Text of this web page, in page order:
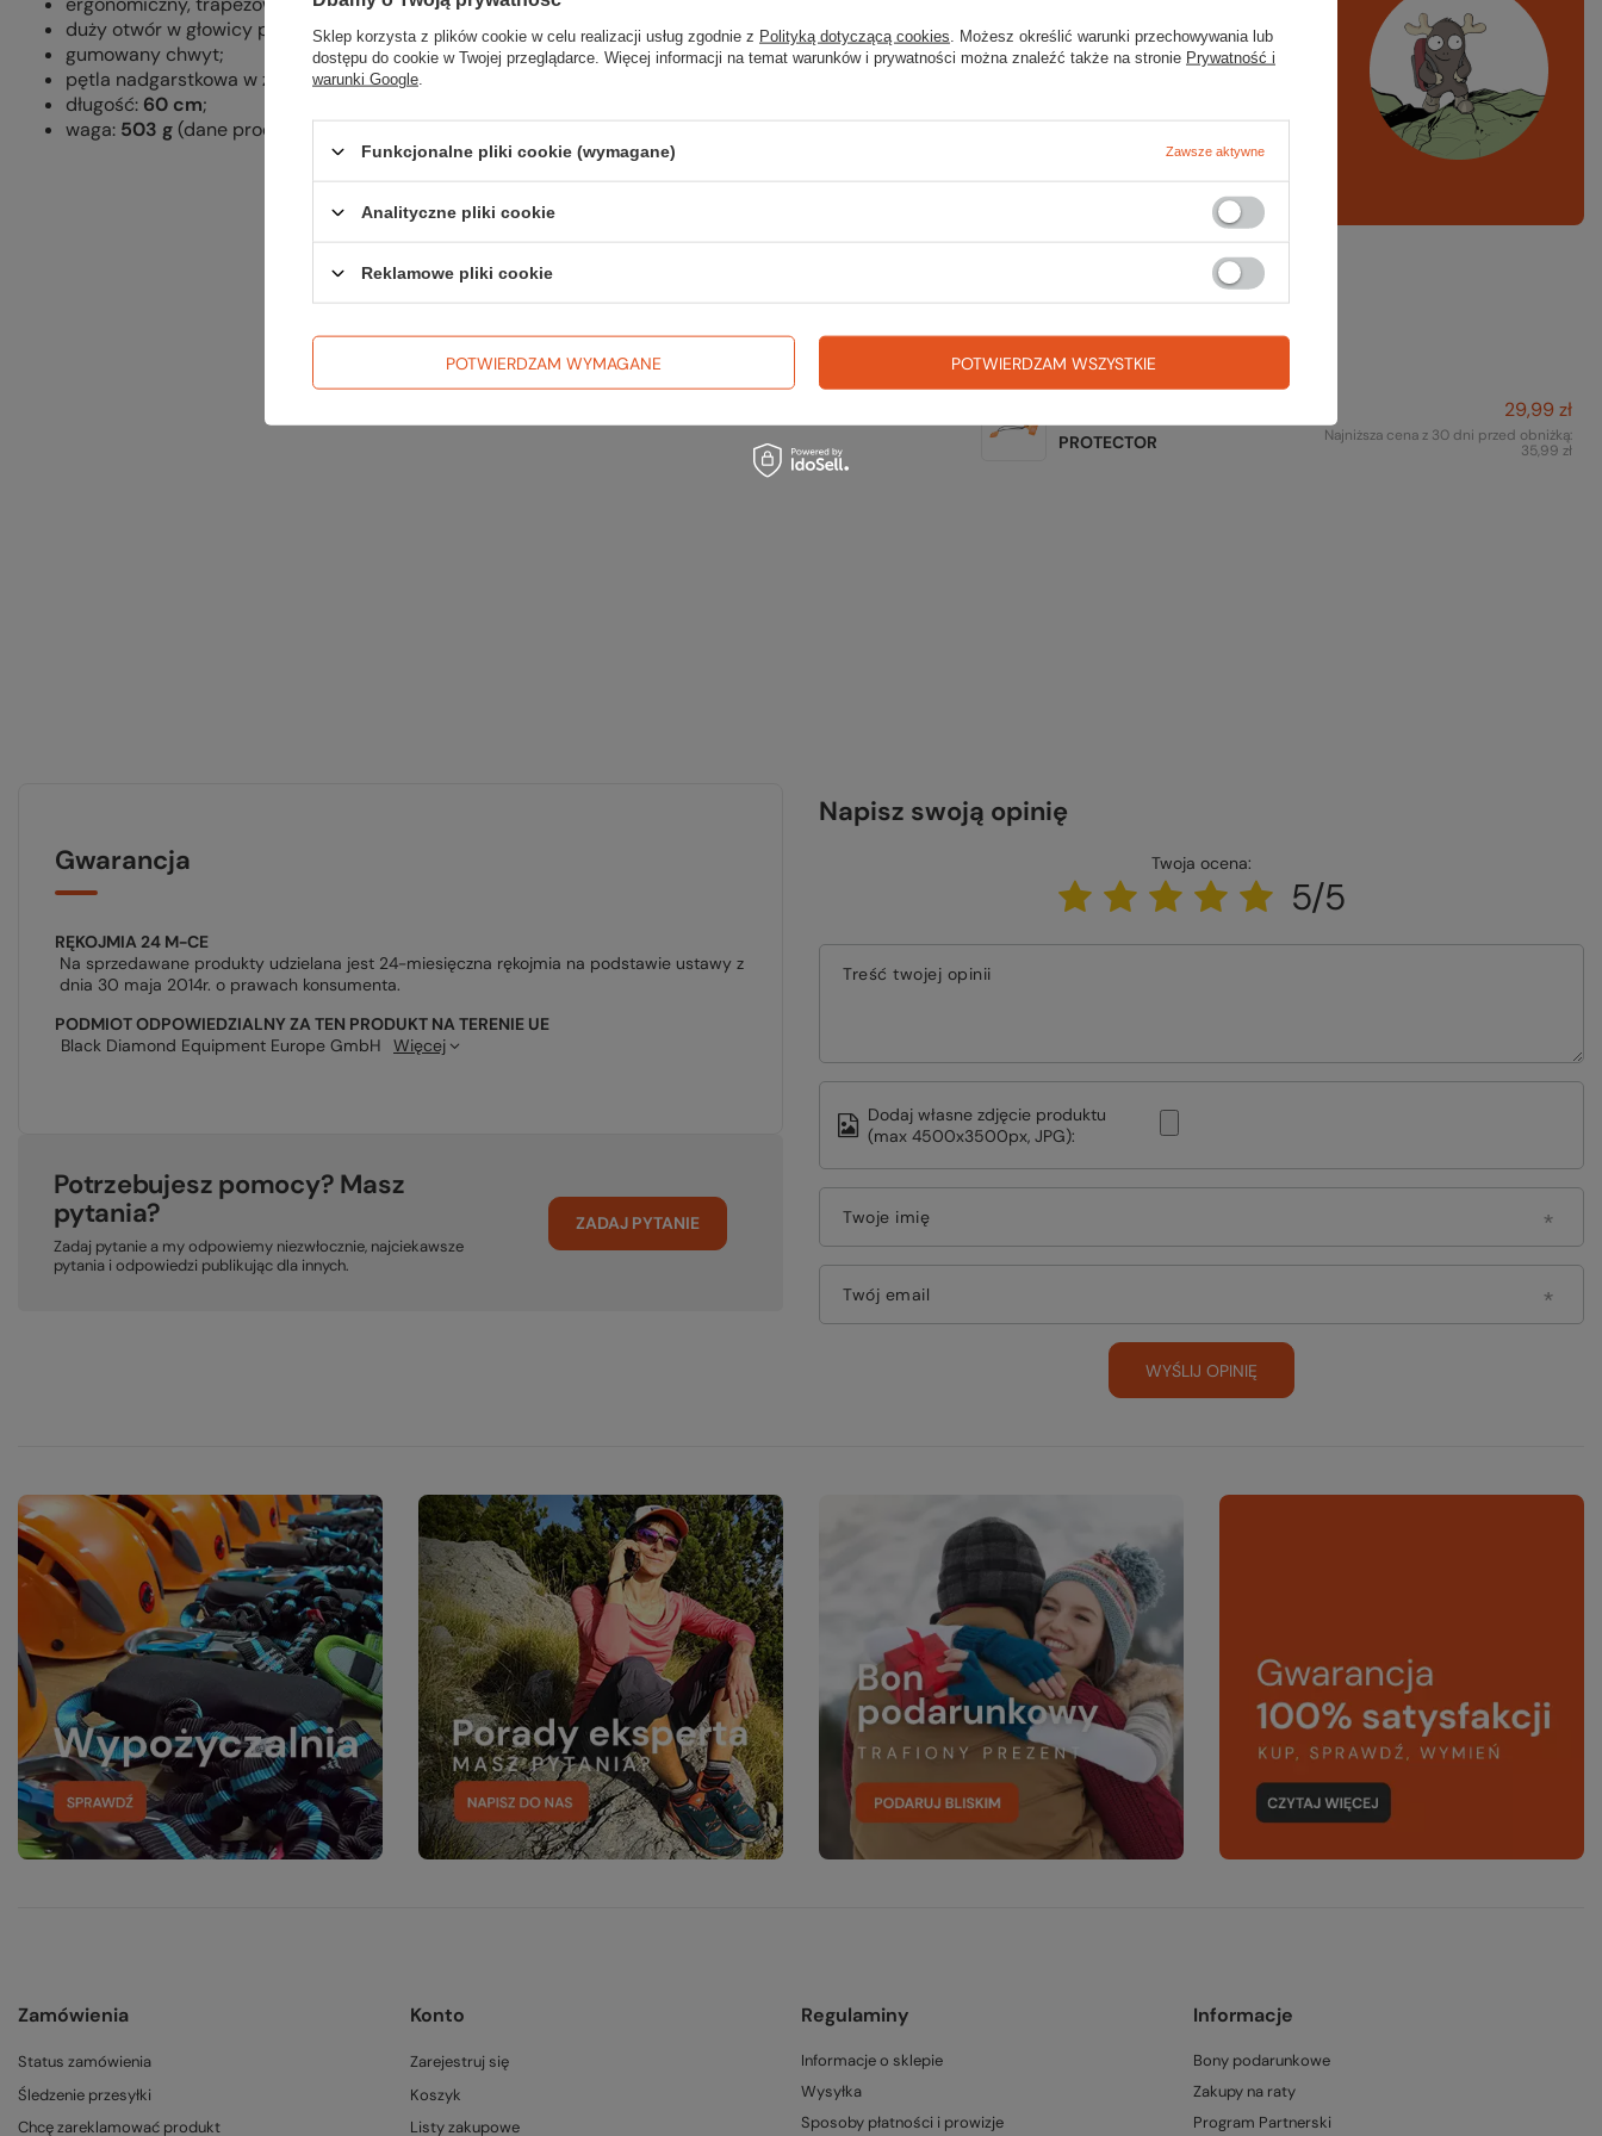
duży otwór w głowicy pozwalający na wpięcie karabina;
gumowany chwyt;
pętla nadgarstkowa w zestawie;
długość: 60 cm;
waga: 503 g(dane producenta).
wszystko
na wyjazd w góry, kajak,
TWOJA LISTA SPRZĘTOWA
PROTECTOR
29,99 zł
Najniższa cena z 30 dni przed obniżką:
35,99 zł
Gwarancja
RĘKOJMIA 24 M-CE
Na sprzedawane produkty udzielana jest 24-miesięczna rękojmia na podstawie ustawy z
dnia 30 maja 2014r. o prawach konsumenta.
PODMIOT ODPOWIEDZIALNY ZA TEN PRODUKT NA TERENIE UE
Black Diamond Equipment Europe GmbH
Więcej
Potrzebujesz pomocy? Masz
pytania?
Zadaj pytanie a my odpowiemy niezwłocznie, najciekawsze
pytania i odpowiedzi publikując dla innych.
ZADAJ PYTANIE
Napisz swoją opinię
Twoja ocena:
5/5
Treść twojej opinii
Dodaj własne zdjęcie produktu
(max 4500x3500px, JPG):
Twoje imię
Twój email
WYŚLIJ OPINIĘ
Zamówienia
Status zamówienia
Śledzenie przesyłki
Chcę zareklamować produkt
Konto
Zarejestruj się
Koszyk
Listy zakupowe
Regulaminy
Informacje o sklepie
Wysyłka
Sposoby płatności i prowizje
Informacje
Bony podarunkowe
Zakupy na raty
Program Partnerski
Sklep korzysta z plików cookie w celu realizacji usług zgodnie z Polityką dotyczącą cookies . Możesz określić warunki przechowywania lub
dostępu do cookie w Twojej przeglądarce. Więcej informacji na temat warunków i prywatności można znaleźć także na stronie Prywatność i
warunki Google
Funkcjonalne pliki cookie (wymagane) Zawsze aktywne
Analityczne pliki cookie
Reklamowe pliki cookie
POTWIERDZAM WYMAGANE POTWIERDZAM WSZYSTKIE